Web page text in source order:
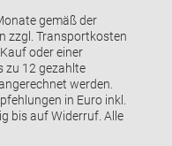
gemäß der
zzgl. Transportkosten
oder einer
zu 12 gezahlte
werden.
in Euro inkl.
bis auf Widerruf. Alle